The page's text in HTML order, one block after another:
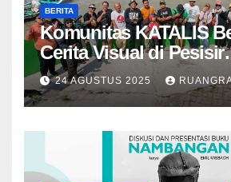
BERITA
Komunitas KATALIS
Cerita Visual di Pesisir
Nambangan
24 AGUSTUS 2025